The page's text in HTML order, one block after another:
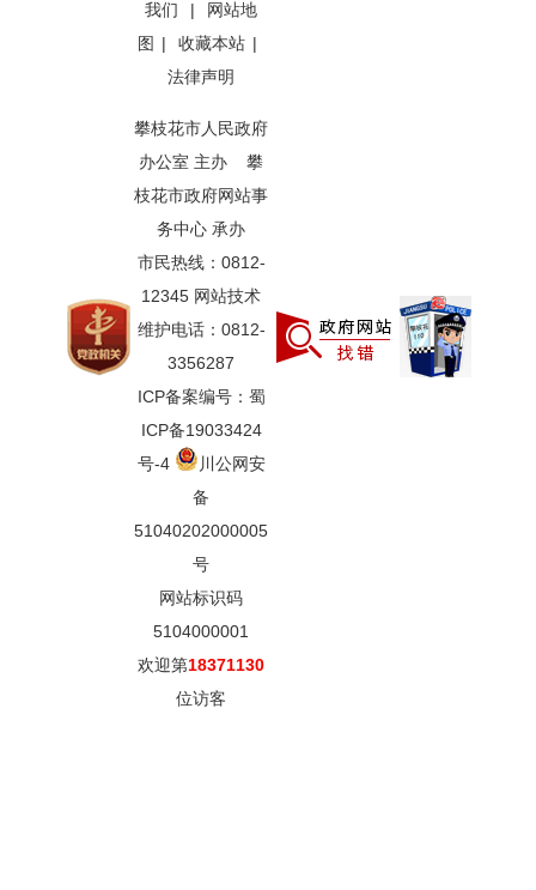
我们 |
网站地
图 | 收藏本站 |
法律声明
攀枝花市人民政府
办公室 主办 攀
枝花市政府网站事
务中心 承办
市民热线：0812-
12345 网站技术
维护电话：0812-
3356287
ICP备案编号：蜀
ICP备19033424
号-4
川公网安
备
51040202000005
号
网站标识码
5104000001
欢迎第18371130
位访客